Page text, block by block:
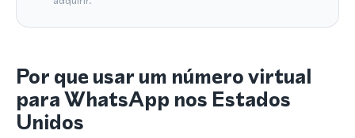
Por que usar um número virtual
para WhatsApp nos Estados
Unidos